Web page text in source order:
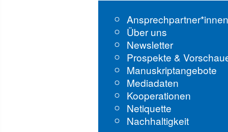
Über uns
Newsletter
Prospekte &
Manuskriptangebote
Mediadaten
Kooperationen
Netiquette
Nachhaltigkeit